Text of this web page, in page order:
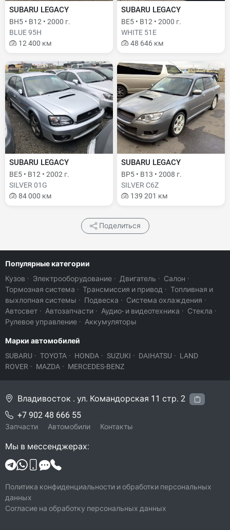
SUBARU LEGACY
BH5 • B12 • 2000 г.
BLUE 95H
12 400 км
SUBARU LEGACY
BE5 • B12 • 2000 г.
WHITE 51E
48 646 км
SUBARU LEGACY
BE5 • B12 • 2002 г.
SILVER 01G
84 000 км
SUBARU LEGACY
BP5 • B13 • 2008 г.
SILVER C6Z
139 201 км
Поделиться
Популярные категории
Кузов · Электрооборудование · Двигатель · Салон ·
Тормозная система · Трансмиссия и привод · Топливная и
выхлопная системы · Подвеска · Система охлаждения ·
Автосвет · Автозапчасти · Аудио- и видеотехника · Стекла ·
Рулевое управление · Аккумуляторы
Марки автомобилей
SUBARU · TOYOTA · HONDA · SUZUKI · DAIHATSU · LAND
ROVER · MAZDA · MERCEDES-BENZ
Владивосток . ул. Командорская 11 стр. 2
+7 902 48 666 55
Запчасти Автомобили Контакты
Мы в мессенджерах:
Политика конфиденциальности и обработки персональных
данных
Согласие на обработку персональных данных